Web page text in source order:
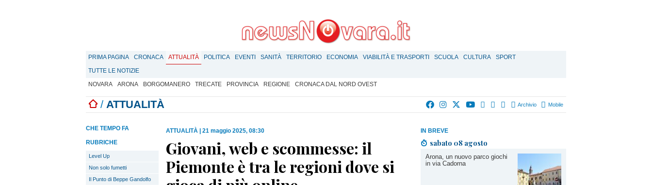
PRIMA PAGINA CRONACA ATTUALITÀ POLITICA EVENTI SANITÀ TERRITORIO ECONOMIA VIABILITÀ E TRASPORTI SCUOLA CULTURA
SPORT
TUTTE LE NOTIZIE
NOVARA
ARONA BORGOMANERO TRECATE PROVINCIA REGIONE CRONACA DAL NORD OVEST
/ ATTUALITÀ Archivio Mobile
IN BREVE
sabato 08 agosto
Arona, un nuovo parco giochi
in via Cadorna
CHE TEMPO FA
RUBRICHE
Level Up
Non solo fumetti
Il Punto di Beppe Gandolfo
ATTUALITÀ 21 maggio 2025, 08:30
Giovani, web e scommesse: il
Piemonte è tra le regioni dove si